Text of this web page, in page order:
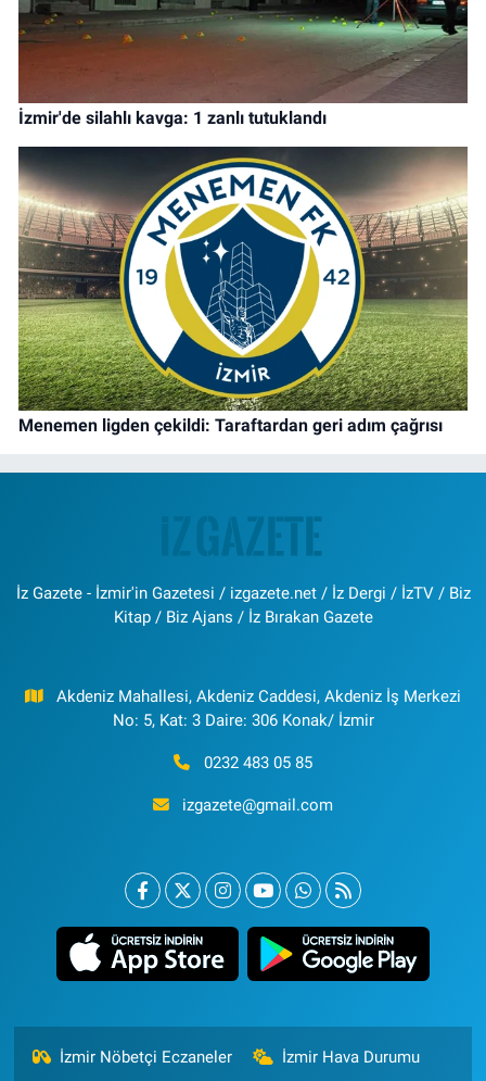
İzmir'de silahlı kavga: 1 zanlı tutuklandı
Menemen ligden çekildi: Taraftardan geri adım çağrısı
İz Gazete - İzmir'in Gazetesi / izgazete.net / İz Dergi / İzTV / Biz
Kitap / Biz Ajans / İz Bırakan Gazete
Akdeniz Mahallesi, Akdeniz Caddesi, Akdeniz İş Merkezi
No: 5, Kat: 3 Daire: 306 Konak/ İzmir
0232 483 05 85
izgazete@gmail.com
İzmir Nöbetçi Eczaneler İzmir Hava Durumu